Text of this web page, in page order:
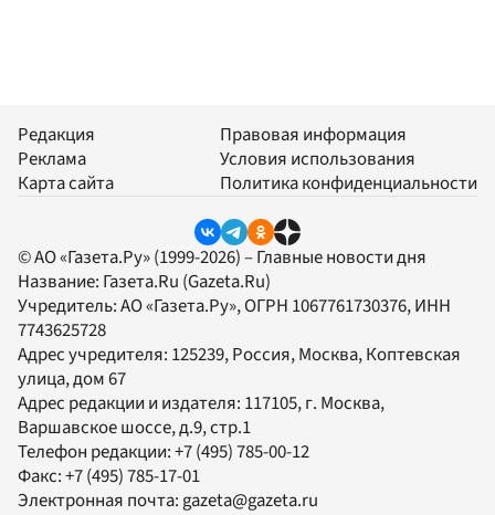
Редакция
Реклама
Карта сайта
Правовая информация
Условия использования
Политика конфиденциальности
© АО «Газета.Ру» (1999-2026) – Главные новости дня
Название: Газета.Ru (Gazeta.Ru)
Учредитель:АО «Газета.Ру», ОГРН 1067761730376, ИНН
7743625728
Адрес учредителя: 125239, Россия, Москва, Коптевская
улица, дом 67
Адрес редакции и издателя: 117105, г. Москва,
Варшавское шоссе, д.9, стр.1
Телефон редакции:+7 (495) 785-00-12
Факс:+7 (495) 785-17-01
Электронная почта: gazeta@gazeta.ru